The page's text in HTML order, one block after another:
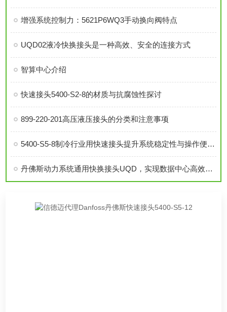
增强系统控制力：5621P6WQ3手动换向阀特点
UQD02液冷快换接头是一种高效、安全的连接方式
智算中心介绍
快速接头5400-S2-8的材质与抗腐蚀性探讨
899-220-201高压液压接头的分类和注意事项
5400-S5-8制冷行业用快速接头提升系统稳定性与操作便捷性
丹佛斯动力系统通用快换接头UQD，实现数据中心高效液冷